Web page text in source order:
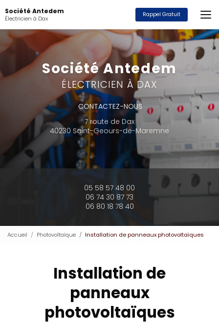
au
contenu
principal
Société Antedem
Électricien à Dax Rappel Gratuit
Société Antedem
ÉLECTRICIEN À DAX
CONTACTEZ-NOUS
7 route de Dax
40230 Saint-Geours-de-Maremne
05 58 57 48 00
06 74 30 87 73
06 80 18 78 40
Accueil Photovoltaïque Installation de panneaux photovoltaïques
Installation de
panneaux
photovoltaïques